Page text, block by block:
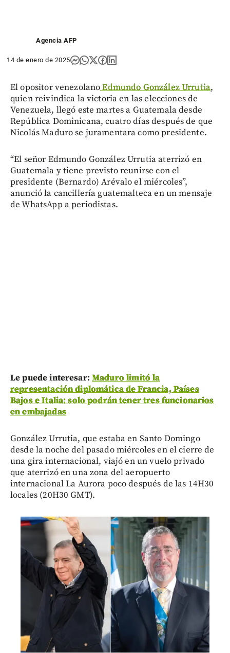
Agencia AFP
14 de enero de 2025
El opositor venezolanoEdmundo González Urrutia,
quien reivindica la victoria en las elecciones de
Venezuela, llegó este martes a Guatemala desde
República Dominicana, cuatro días después de que
Nicolás Maduro se juramentara como presidente.
“El señor Edmundo González Urrutia aterrizó en
Guatemala y tiene previsto reunirse con el
presidente (Bernardo) Arévalo el miércoles”,
anunció la cancillería guatemalteca en un mensaje
de WhatsApp a periodistas.
Le puede interesar: Maduro limitó la
representación diplomática de Francia, Países
Bajos e Italia: solo podrán tener tres funcionarios
en embajadas
González Urrutia, que estaba en Santo Domingo
desde la noche del pasado miércoles en el cierre de
una gira internacional, viajó en un vuelo privado
que aterrizó en una zona del aeropuerto
internacional La Aurora poco después de las 14H30
locales (20H30 GMT).